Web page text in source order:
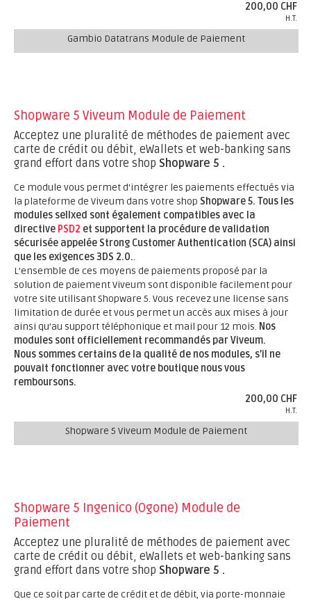
200,00 CHF
H.T.
Gambio Datatrans Module de Paiement
Shopware 5 Viveum Module de Paiement
Acceptez une pluralité de méthodes de paiement avec
carte de crédit ou débit, eWallets et web-banking sans
grand effort dans votre shop Shopware 5 .
Ce module vous permet d'intégrer les paiements effectués via
la plateforme de Viveum dans votre shop Shopware 5. Tous les
modules sellxed sont également compatibles avec la
directive PSD2 et supportent la procédure de validation
sécurisée appelée Strong Customer Authentication (SCA) ainsi
que les exigences 3DS 2.0..
L’ensemble de ces moyens de paiements proposé par la
solution de paiement Viveum sont disponible facilement pour
votre site utilisant Shopware 5. Vous recevez une license sans
limitation de durée et vous permet un accès aux mises à jour
ainsi qu’au support téléphonique et mail pour 12 mois. Nos
modules sont officiellement recommandés par Viveum.
Nous sommes certains de la qualité de nos modules, s’il ne
pouvait fonctionner avec votre boutique nous vous
remboursons.
200,00 CHF
H.T.
Shopware 5 Viveum Module de Paiement
Shopware 5 Ingenico (Ogone) Module de
Paiement
Acceptez une pluralité de méthodes de paiement avec
carte de crédit ou débit, eWallets et web-banking sans
grand effort dans votre shop Shopware 5 .
Que ce soit par carte de crédit et de débit, via porte-monnaie